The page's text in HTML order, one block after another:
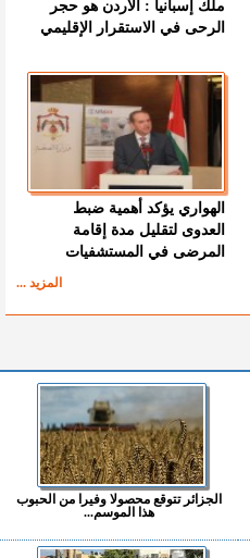
ملك إسبانيا : الأردن هو حجر
الرحى في الاستقرار الإقليمي
الهواري يؤكد أهمية ضبط
العدوى لتقليل مدة إقامة
المرضى في المستشفيات
المزيد ...
الجزائر تتوقع محصولا وفيرا من الحبوب
هذا الموسم...